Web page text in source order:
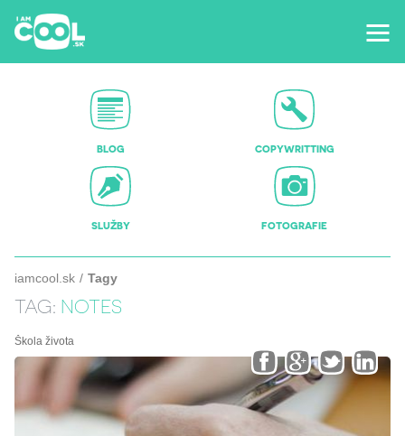
BLOG COPYWRITTING
SLUŽBY FOTOGRAFIE
iamcool.sk Tagy
TAG: NOTES
Škola života